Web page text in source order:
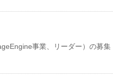
事業、リーダー）の募集